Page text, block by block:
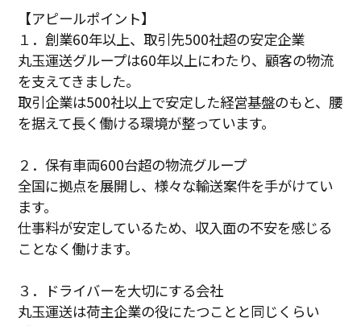
【アピールポイント】
１．創業60年以上、取引先500社超の安定企業
丸玉運送グループは60年以上にわたり、顧客の物流
を支えてきました。
取引企業は500社以上で安定した経営基盤のもと、腰
を据えて長く働ける環境が整っています。
２．保有車両600台超の物流グループ
全国に拠点を展開し、様々な輸送案件を手がけてい
ます。
仕事料が安定しているため、収入面の不安を感じる
ことなく働けます。
３．ドライバーを大切にする会社
丸玉運送は荷主企業の役にたつことと同じくらい